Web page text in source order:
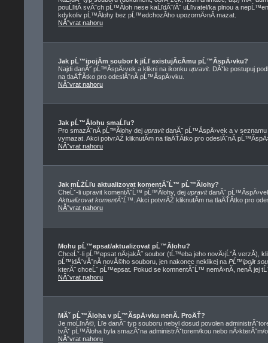
pouĹľitĂ­ svĂ˝ch pĹ™Ă­loh nese kaĹľdĂ˝/Ăˇ uĹľivatel/ka plnou a
kdykoliv pĹ™Ă­lohy bez pĹ™edchozĂ­ho upozornÄ›nĂ­ mazat.
NĂˇvrat nahoru
Jak pĹ™ipojĂ­m soubor k jiĹľ existujĂ­cĂ­mu pĹ™Ă­spÄ›vku?
Najdi danĂ˝ pĹ™Ă­spÄ›vek a klikni na ikonku upravit. DĂˇle postupuj
na tlaÄŤĂ­tko pro odeslĂˇnĂ­ pĹ™Ă­spÄ›vku.
NĂˇvrat nahoru
Jak pĹ™Ă­lohu smaĹľu?
Pro smazĂˇnĂ­ pĹ™Ă­lohy dej upravitdanĂ˝ pĹ™Ă­spÄ›vek a v
vymazat. Akci potvrÄŹ kliknutĂ­m na tlaÄŤĂ­tko pro odeslĂˇnĂ­
NĂˇvrat nahoru
Jak mĹŻĹľu aktualizovat komentĂˇĹ™ pĹ™Ă­lohy?
CheĹˇ-li upravit komentĂˇĹ™ pĹ™Ă­lohy, dej upravitdanĂ˝
Aktualizovat komentĂˇĹ™ . Akci potvrÄŹ kliknutĂ­m na tlaÄŤĂ­tko pro
NĂˇvrat nahoru
Mohu pĹ™epsat/aktualizovat pĹ™Ă­lohu?
ChceĹˇ-li pĹ™epsat nÄ›jakĂ˝ soubor (tĹ™eba jeho novÄ›jĹˇĂ­ verzĂ­),
pĹ™idĂˇvĂˇnĂ­ novĂ©ho souboru, jen nakonec neklikej na PĹ™ipojit
kterĂ˝ chceĹˇ pĹ™epsat. Pokud se komnentĂˇĹ™ nemÄ›nĂ­, nenĂ­ jej
NĂˇvrat nahoru
MĂˇ pĹ™Ă­loha v pĹ™Ă­spÄ›vku nenĂ­. ProÄŤ?
Je moĹľnĂ©, Ĺľe danĂ˝ typ souboru nebyl dosud povolen
tvĂˇ pĹ™Ă­loha byla smazĂˇna administrĂˇtorem/kou nebo
NĂˇvrat nahoru